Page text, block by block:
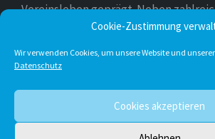
Cookie-Zustimmung
Wir verwenden Cookies, um unsere Website und
Datenschutz
Cookies akzeptieren
Vereinsleben geprägt. Neben
Freizeitmöglichkeiten ist unser Ort für
Facebook Twitter